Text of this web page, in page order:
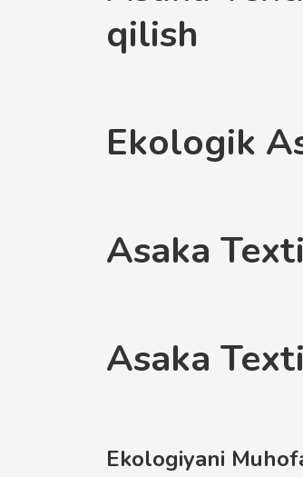
qilish
Ekologik
Asaka
Asaka
Ekologiyani